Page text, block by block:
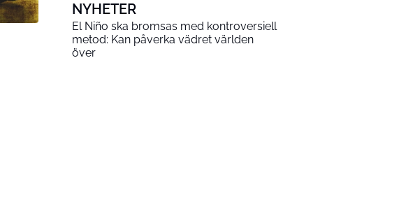
NYHETER
El Niño ska bromsas med kontroversiell
metod: Kan påverka vädret världen
över